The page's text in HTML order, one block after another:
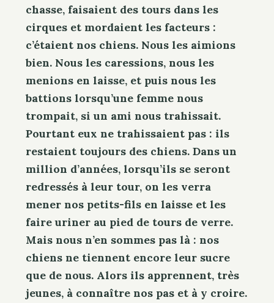
chasse, faisaient des tours dans les
cirques et mordaient les facteurs :
c’étaient nos chiens. Nous les aimions
bien. Nous les caressions, nous les
menions en laisse, et puis nous les
battions lorsqu’une femme nous
trompait, si un ami nous trahissait.
Pourtant eux ne trahissaient pas : ils
restaient toujours des chiens. Dans un
million d’années, lorsqu’ils se seront
redressés à leur tour, on les verra
mener nos petits-fils en laisse et les
faire uriner au pied de tours de verre.
Mais nous n’en sommes pas là : nos
chiens ne tiennent encore leur sucre
que de nous. Alors ils apprennent, très
jeunes, à connaître nos pas et à y croire.